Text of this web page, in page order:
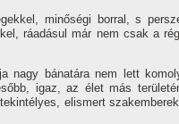
minőségi borral, s
ráadásul már nem csak a
nagy bánatára nem lett
igaz, az élet más
elismert